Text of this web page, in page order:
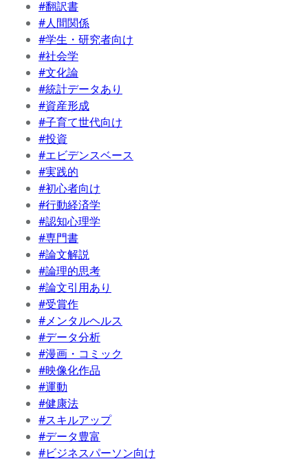
#翻訳書
#人間関係
#学生・研究者向け
#社会学
#文化論
#統計データあり
#資産形成
#子育て世代向け
#投資
#エビデンスベース
#実践的
#初心者向け
#行動経済学
#認知心理学
#専門書
#論文解説
#論理的思考
#論文引用あり
#受賞作
#メンタルヘルス
#データ分析
#漫画・コミック
#映像化作品
#運動
#健康法
#スキルアップ
#データ豊富
#ビジネスパーソン向け